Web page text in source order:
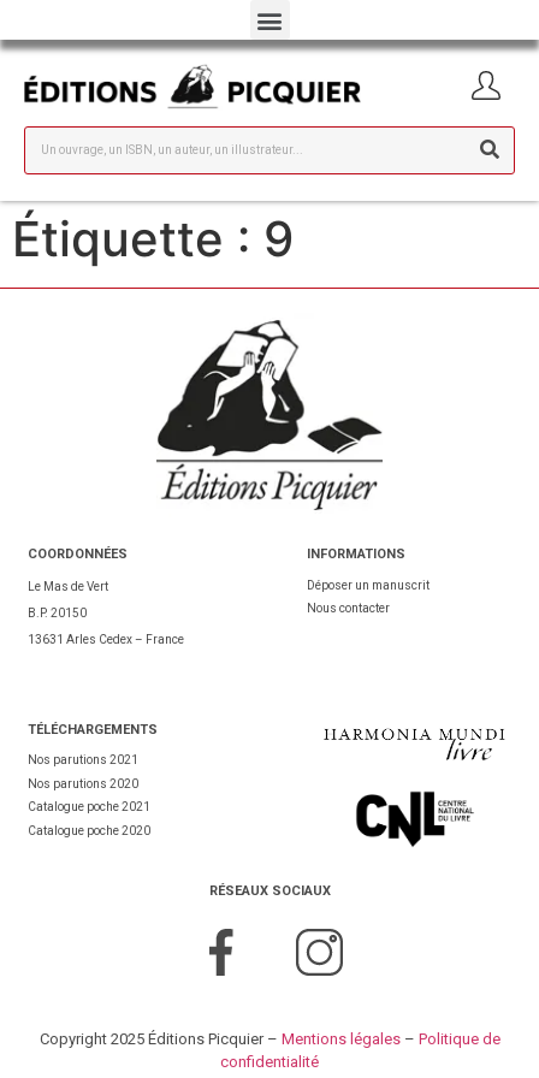
Étiquette : 9
COORDONNÉES
Le Mas de Vert
B.P. 20150
13631 Arles Cedex – France
INFORMATIONS
Déposer un manuscrit
Nous contacter
TÉLÉCHARGEMENTS
Nos parutions 2021
Nos parutions 2020
Catalogue poche 2021
Catalogue poche 2020
RÉSEAUX SOCIAUX
Copyright 2025 Éditions Picquier – Mentions légales– Politique de
confidentialité